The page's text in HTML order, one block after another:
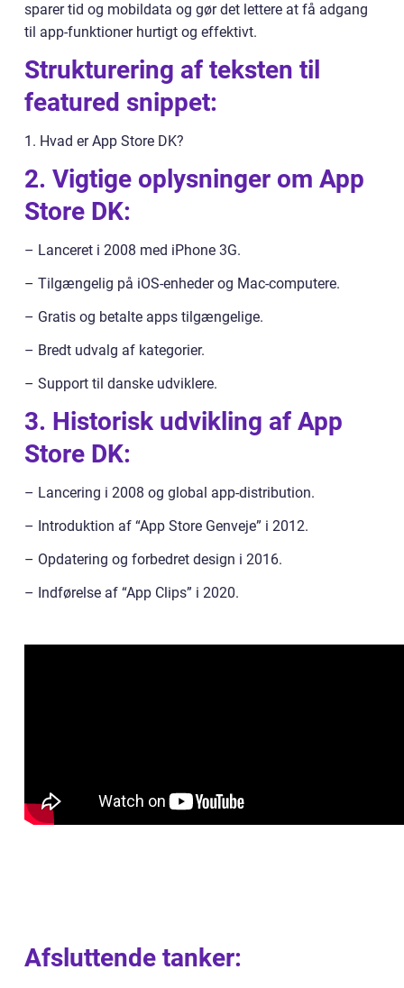
sparer tid og mobildata og gør det lettere at få adgang
til app-funktioner hurtigt og effektivt.
Strukturering af teksten til
featured snippet:
1. Hvad er App Store DK?
2. Vigtige oplysninger om App
Store DK:
– Lanceret i 2008 med iPhone 3G.
– Tilgængelig på iOS-enheder og Mac-computere.
– Gratis og betalte apps tilgængelige.
– Bredt udvalg af kategorier.
– Support til danske udviklere.
3. Historisk udvikling af App
Store DK:
– Lancering i 2008 og global app-distribution.
– Introduktion af “App Store Genveje” i 2012.
– Opdatering og forbedret design i 2016.
– Indførelse af “App Clips” i 2020.
Afsluttende tanker: